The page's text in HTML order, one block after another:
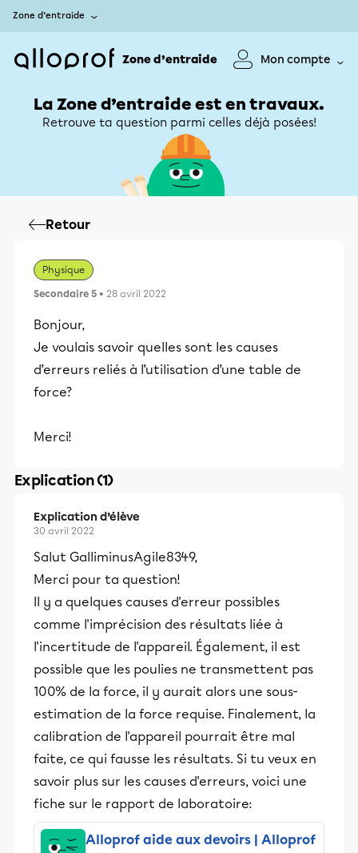
Zone d’entraide
Zone d’entraide Mon compte
La Zone d’entraide est en travaux.
Retrouve ta question parmi celles déjà posées!
Retour
Physique
Secondaire 5 • 28 avril 2022
Bonjour,
Je voulais savoir quelles sont les causes
d’erreurs reliés à l’utilisation d’une table de
force?
Merci!
Explication (1)
Explication d’élève
30 avril 2022
Salut GalliminusAgile8349,
Merci pour ta question!
Il y a quelques causes d'erreur possibles
comme l'imprécision des résultats liée à
l'incertitude de l'appareil. Également, il est
possible que les poulies ne transmettent pas
100% de la force, il y aurait alors une sous-
estimation de la force requise. Finalement, la
calibration de l'appareil pourrait être mal
faite, ce qui fausse les résultats. Si tu veux en
savoir plus sur les causes d'erreurs, voici une
fiche sur le rapport de laboratoire:
Alloprof aide aux devoirs | Alloprof